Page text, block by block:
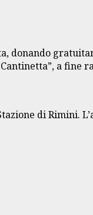
donando
a fine
di Rimini.